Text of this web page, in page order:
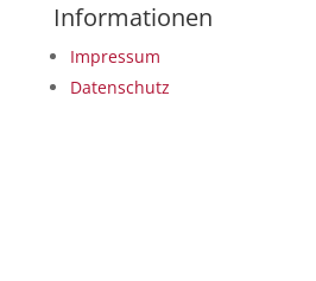
Informationen
Impressum
Datenschutz